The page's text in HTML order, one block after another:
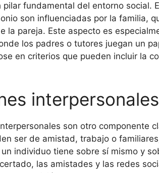
pilar fundamental del entorno social.
son influenciadas por la familia,
la pareja. Este aspecto es
los padres o tutores juegan un
en criterios que pueden incluir la
son otro componente
ser de amistad, trabajo o
individuo tiene sobre sí mismo y
las amistades y las redes